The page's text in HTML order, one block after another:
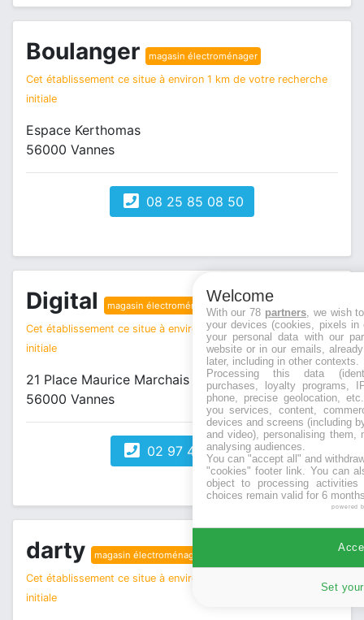
Boulanger magasin électroménager
Cet établissement ce situe à environ 1 km de votre recherche
initiale
Espace Kerthomas
56000 Vannes
08 25 85 08 50
Digital magasin électroménager
Cet établissement ce situe à environ 1 km de votre recherche
initiale
21 Place Maurice Marchais
56000 Vannes
02 97 47 90 02
darty magasin électroménager
Cet établissement ce situe à environ 3 km de votre recherche
initiale
Welcome
With our 78 partners, we wish
your devices (cookies, pixels
your personal data with our
website or in our emails,
later, including in other contexts.
Processing this data
purchases, loyalty programs,
phone, precise geolocation,
you services, content,
devices and screens (including
and video), personalising them,
analysing audiences.
You can "accept all" and
"cookies" footer link . You can
object to processing
choices remain valid for 6
powered
Set